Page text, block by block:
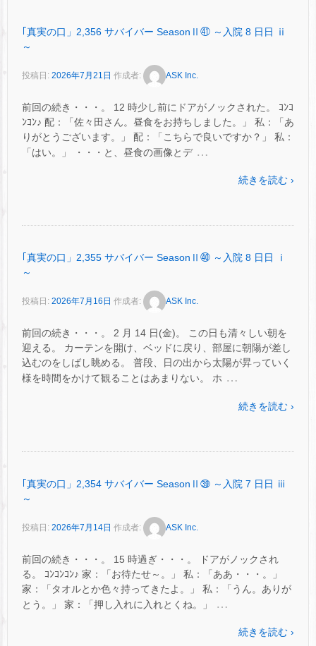
｢真実の口」2,356 サバイバー SeasonⅡ㊶ ～入院 8 日日 ⅱ
～
投稿日: 2026年7月21日 作成者: ASK Inc.
前回の続き・・・。 12 時少し前にドアがノックされた。 ｺﾝｺ
ﾝｺﾝ♪ 配：「佐々田さん。昼食をお持ちしました。」 私：「あ
りがとうございます。」 配：「こちらで良いですか？」 私：
「はい。」 ・・・と、昼食の画像とデ …
続きを読む ›
｢真実の口」2,355 サバイバー SeasonⅡ㊵ ～入院 8 日日 ⅰ
～
投稿日: 2026年7月16日 作成者: ASK Inc.
前回の続き・・・。 2 月 14 日(金)。 この日も清々しい朝を
迎える。 カーテンを開け、ベッドに戻り、部屋に朝陽が差し
込むのをしばし眺める。 普段、日の出から太陽が昇っていく
様を時間をかけて観ることはあまりない。 ホ …
続きを読む ›
｢真実の口」2,354 サバイバー SeasonⅡ㊴ ～入院 7 日日 ⅲ
～
投稿日: 2026年7月14日 作成者: ASK Inc.
前回の続き・・・。 15 時過ぎ・・・。 ドアがノックされ
る。 ｺﾝｺﾝｺﾝ♪ 家：「お待たせ～。」 私：「ああ・・・。」
家：「タオルとか色々持ってきたよ。」 私：「うん。ありが
とう。」 家：「押し入れに入れとくね。」
…
続きを読む ›